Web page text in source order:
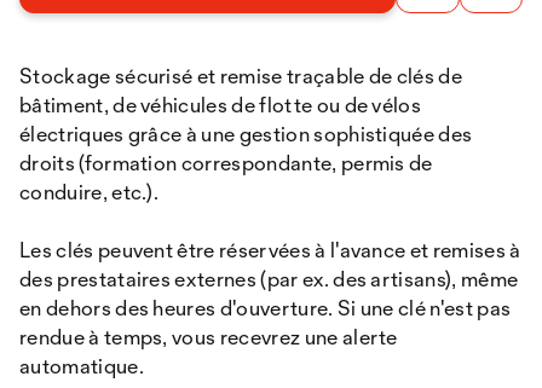
Stockage sécurisé et remise traçable de clés de
bâtiment, de véhicules de flotte ou de vélos
électriques grâce à une gestion sophistiquée des
droits (formation correspondante, permis de
conduire, etc.).
Les clés peuvent être réservées à l'avance et remises à
des prestataires externes (par ex. des artisans), même
en dehors des heures d'ouverture. Si une clé n'est pas
rendue à temps, vous recevrez une alerte
automatique.